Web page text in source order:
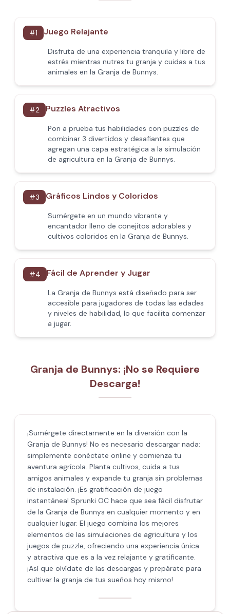
#1 Juego Relajante
Disfruta de una experiencia tranquila y libre de
estrés mientras nutres tu granja y cuidas a tus
animales en la Granja de Bunnys.
#2 Puzzles Atractivos
Pon a prueba tus habilidades con puzzles de
combinar 3 divertidos y desafiantes que
agregan una capa estratégica a la simulación
de agricultura en la Granja de Bunnys.
#3 Gráficos Lindos y Coloridos
Sumérgete en un mundo vibrante y
encantador lleno de conejitos adorables y
cultivos coloridos en la Granja de Bunnys.
#4 Fácil de Aprender y Jugar
La Granja de Bunnys está diseñado para ser
accesible para jugadores de todas las edades
y niveles de habilidad, lo que facilita comenzar
a jugar.
Granja de Bunnys: ¡No se Requiere
Descarga!
¡Sumérgete directamente en la diversión con la
Granja de Bunnys! No es necesario descargar nada:
simplemente conéctate online y comienza tu
aventura agrícola. Planta cultivos, cuida a tus
amigos animales y expande tu granja sin problemas
de instalación. ¡Es gratificación de juego
instantánea! Sprunki OC hace que sea fácil disfrutar
de la Granja de Bunnys en cualquier momento y en
cualquier lugar. El juego combina los mejores
elementos de las simulaciones de agricultura y los
juegos de puzzle, ofreciendo una experiencia única
y atractiva que es a la vez relajante y gratificante.
¡Así que olvídate de las descargas y prepárate para
cultivar la granja de tus sueños hoy mismo!